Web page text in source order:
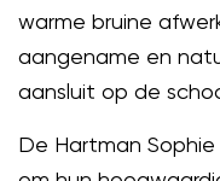
warme bruine
aangename en
aansluit op de
De Hartman